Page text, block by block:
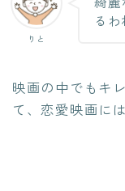
りと
るわ
映画の中でもキ
て、恋愛映画に